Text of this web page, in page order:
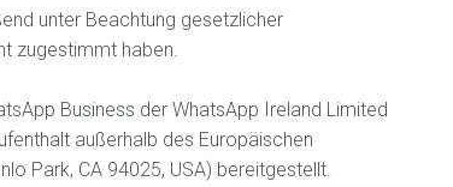
unter Beachtung gesetzlicher
zugestimmt haben.
Business der WhatsApp Ireland Limited
außerhalb des Europäischen
Park, CA 94025, USA) bereitgestellt.